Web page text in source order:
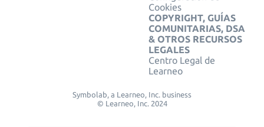
Cookies
COPYRIGHT, GUÍAS
COMUNITARIAS, DSA
& OTROS RECURSOS
LEGALES
Centro Legal de
Learneo
Symbolab, a Learneo, Inc. business
© Learneo, Inc. 2024